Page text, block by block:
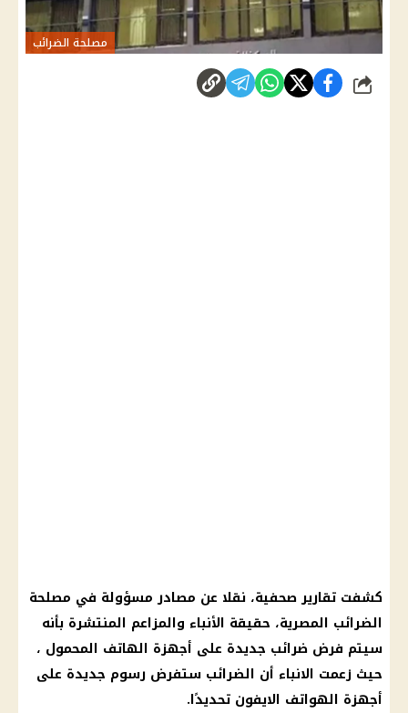
مصلحة الضرائب
شارك
كشفت تقارير صحفية، نقلا عن مصادر مسؤولة في مصلحة
الضرائب المصرية، حقيقة الأنباء والمزاعم المنتشرة بأنه
سيتم فرض ضرائب جديدة على أجهزة الهاتف المحمول ،
حيث زعمت الانباء أن الضرائب ستفرض رسوم جديدة على
أجهزة الهواتف الايفون تحديدًا.